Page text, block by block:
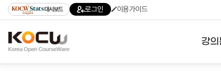
기
기
기
content)
가
대시보드 로그인 이용가이드
강